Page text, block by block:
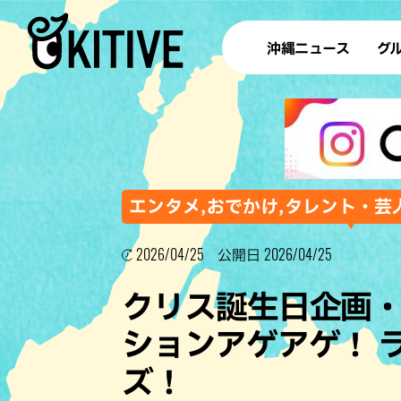
沖縄ニュース グ
ラ
テイ
すし
沖
ステー
その他
エンタメ,おでかけ,タレント・芸
2026/04/25 公開日 2026/04/25
クリス誕生日企画
ションアゲアゲ！
ズ！